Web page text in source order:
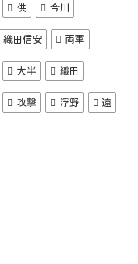
供 今川
織田信安 両軍
大半 織田
攻撃 浮野 遠